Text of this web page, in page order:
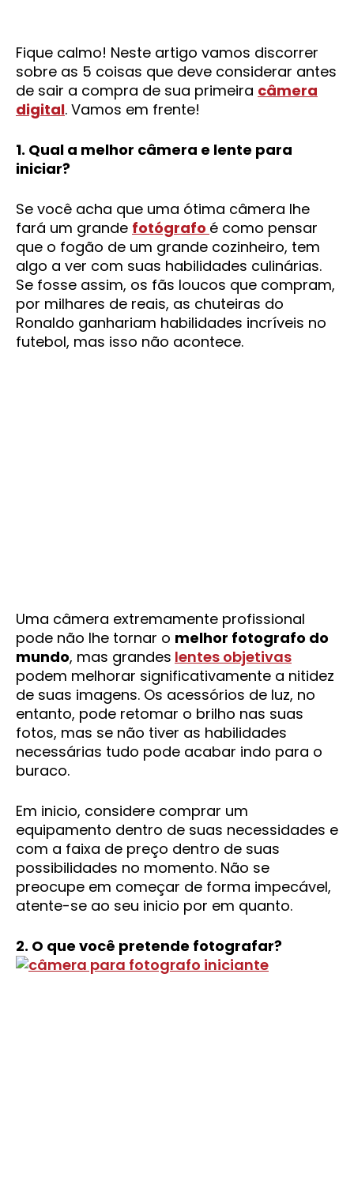
Fique calmo! Neste artigo vamos discorrer
sobre as 5 coisas que deve considerar antes
de sair a compra de sua primeira câmera
digital. Vamos em frente!
1. Qual a melhor câmera e lente para
iniciar?
Se você acha que uma ótima câmera lhe
fará um grande fotógrafo é como pensar
que o fogão de um grande cozinheiro, tem
algo a ver com suas habilidades culinárias.
Se fosse assim, os fãs loucos que compram,
por milhares de reais, as chuteiras do
Ronaldo ganhariam habilidades incríveis no
futebol, mas isso não acontece.
Uma câmera extremamente profissional
pode não lhe tornar o melhor fotografo do
mundo, mas grandes lentes objetivas
podem melhorar significativamente a nitidez
de suas imagens. Os acessórios de luz, no
entanto, pode retomar o brilho nas suas
fotos, mas se não tiver as habilidades
necessárias tudo pode acabar indo para o
buraco.
Em inicio, considere comprar um
equipamento dentro de suas necessidades e
com a faixa de preço dentro de suas
possibilidades no momento. Não se
preocupe em começar de forma impecável,
atente-se ao seu inicio por em quanto.
2. O que você pretende fotografar?